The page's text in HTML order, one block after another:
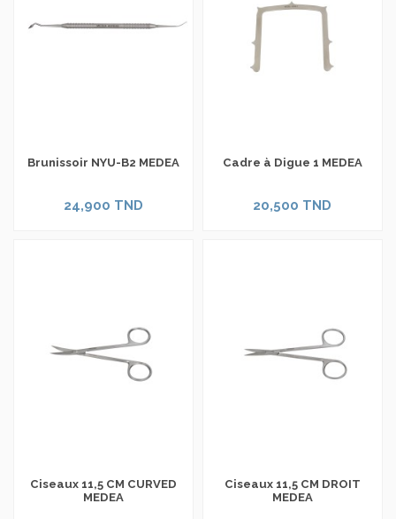
Brunissoir NYU-B2 MEDEA
24,900 TND
Cadre à Digue 1 MEDEA
20,500 TND
Ciseaux 11,5 CM CURVED
MEDEA
Ciseaux 11,5 CM DROIT
MEDEA